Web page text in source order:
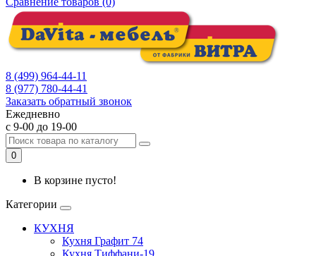
8 (499) 964-44-11
8 (977) 780-44-41
Заказать обратный звонок
Ежедневно
с 9-00 до 19-00
0
В корзине пусто!
Категории
КУХНЯ
Кухня Графит 74
Кухня Тиффани-19